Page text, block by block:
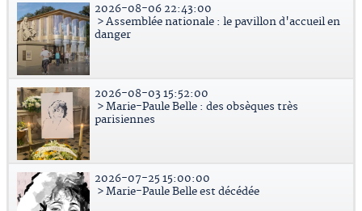
2026-08-06 22:43:00
> Assemblée nationale : le pavillon d'accueil en
danger
2026-08-03 15:52:00
> Marie-Paule Belle : des obsèques très
parisiennes
2026-07-25 15:00:00
> Marie-Paule Belle est décédée